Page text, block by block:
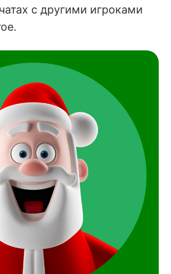
с другими игроками